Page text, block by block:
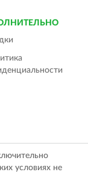
условиях не